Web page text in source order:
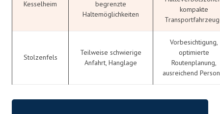
Kesselheim
begrenzte
Haltemöglichkeiten
kompakte
Stolzenfels
Teilweise schwierige
Anfahrt, Hanglage
Vorbesichtigung,
optimierte
Routenplanung,
ausreichend